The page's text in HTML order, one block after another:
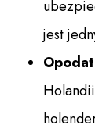
jest